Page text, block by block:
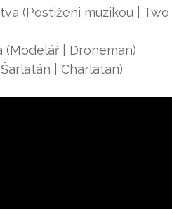
(Postiženi muzikou |
(Modelář | Droneman)
| Charlatan)